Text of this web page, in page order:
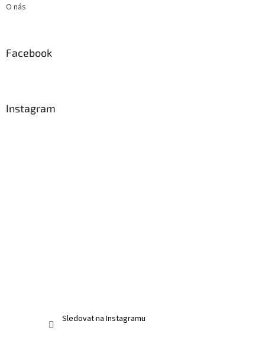
O nás
Facebook
Instagram
Sledovat na Instagramu